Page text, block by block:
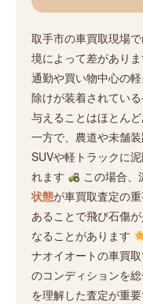
取手市の車買取現場
境によって差があり
通勤や買い物中心の
除けが装着されてい
与えることはほとん
一方で、農道や未舗
SUVや軽トラックに
れます
この場合、
状態が車買取査定の
あることで飛び石傷
なることがあります
ナオイオートの車買
のコンディションを
を理解した査定が重